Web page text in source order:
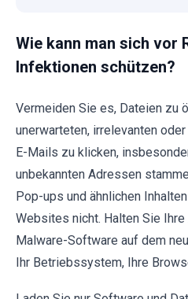
Wie kann man sich vor
Infektionen schützen?
Vermeiden Sie es, Dateien zu
unerwarteten, irrelevanten
E-Mails zu klicken,
unbekannten Adressen
Pop-ups und ähnlichen
Websites nicht. Halten Sie
Malware-Software auf dem
Ihr Betriebssystem, Ihre